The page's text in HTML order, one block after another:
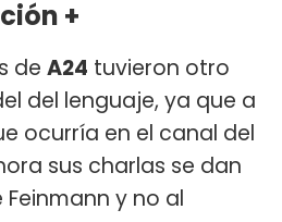
+
de A24 tuvieron otro
del lenguaje, ya que a
ocurría en el canal del
sus charlas se dan
y no al